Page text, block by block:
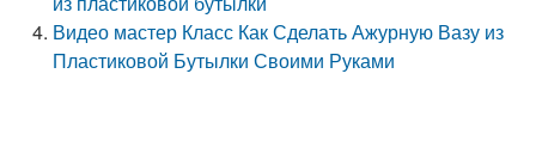
Видео мастер Класс Как Сделать Ажурную Вазу из
Пластиковой Бутылки Своими Руками